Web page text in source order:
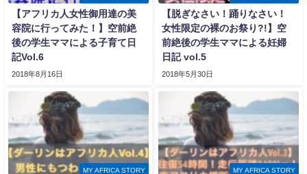
【アフリカ人女性御用達の美
容院に行ってみた！】空前絶
後の学生ママによる子育て日
記Vol.6
2018年8月16日
【脱ぎなさい！踊りなさい！
女性限定の裸のお祭り?!】空
前絶後の学生ママによる妊婦
日記 vol.5
2018年5月30日
MY AFRICA STORY MY AFRICA STORY